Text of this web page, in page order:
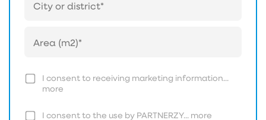
I consent to receiving marketing information...
more
I consent to the use by PARTNERZY... more